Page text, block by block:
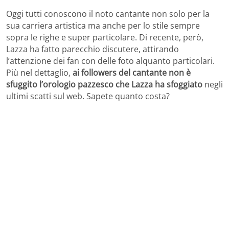
Oggi tutti conoscono il noto cantante non solo per la
sua carriera artistica ma anche per lo stile sempre
sopra le righe e super particolare. Di recente, però,
Lazza ha fatto parecchio discutere, attirando
l’attenzione dei fan con delle foto alquanto particolari.
Più nel dettaglio, ai followers del cantante non è
sfuggito l’orologio pazzesco che Lazza ha sfoggiato negli
ultimi scatti sul web. Sapete quanto costa?